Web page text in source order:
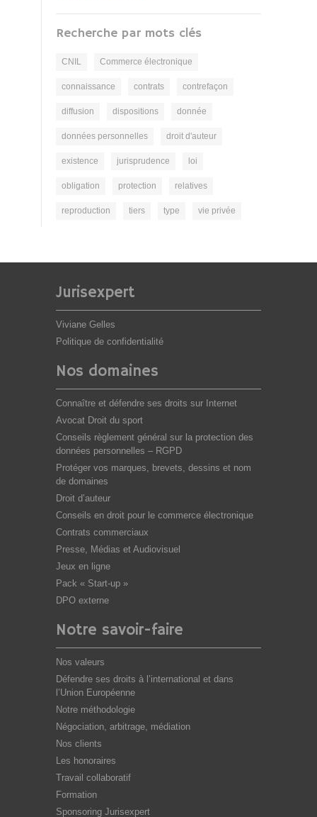
Recherche par mots clés
CNIL Commerce électronique
connaissance contrats contrefaçon
diffusion dispositions donnée
données personnelles droit d'auteur
existence jurisprudence loi
obligation protection relatives
reproduction tiers type vie privée
Jurisexpert
Viviane Gelles
Politique de confidentialité
Nos domaines
Connaître et défendre ses droits sur Internet
Avocat Droit du sport
Conseils règlement général sur la protection des
données personnelles – RGPD
Protéger vos marques, brevets, dessins et nom
de domaines
Droit d’auteur
Conseils en droit pour le commerce électronique
Contrats commerciaux
Presse, Médias et Audiovisuel
Jeux en ligne
Pack « Start-up »
DPO externe
Notre savoir-faire
Nos valeurs
Défendre ses droits à l’international et dans
l’Union Européenne
Notre méthodologie
Négociation, arbitrage, médiation
Nos clients
Les honoraires
Travail collaboratif
Formation
Sponsoring Jurisexpert